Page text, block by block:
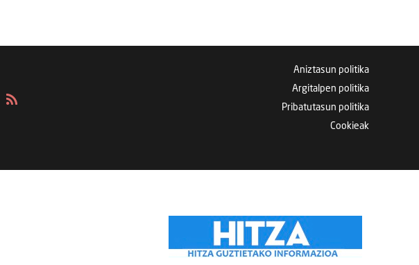
Aniztasun politika
Argitalpen politika
Pribatutasun politika
Cookieak